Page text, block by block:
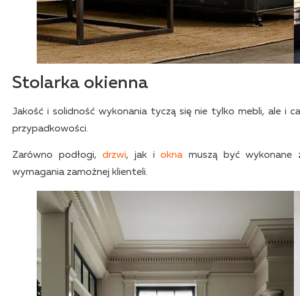
Stolarka okienna
Jakość i solidność wykonania tyczą się nie tylko mebli, ale i
przypadkowości.
Zarówno podłogi,drzwi, jak ioknamuszą być wykonane
wymagania zamożnej klienteli.